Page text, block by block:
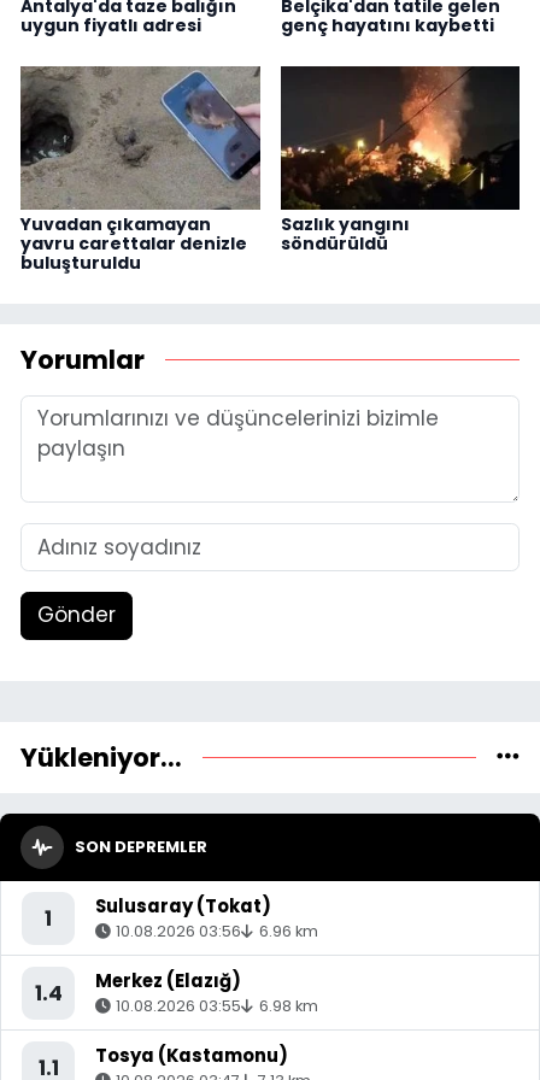
Antalya'da taze balığın
uygun fiyatlı adresi
Belçika'dan tatile gelen
genç hayatını kaybetti
Yuvadan çıkamayan
yavru carettalar denizle
buluşturuldu
Sazlık yangını
söndürüldü
Yorumlar
Gönder
Yükleniyor...
SON DEPREMLER
1 Sulusaray (Tokat)
10.08.2026 03:56 6.96 km
1.4 Merkez (Elazığ)
10.08.2026 03:55 6.98 km
1.1 Tosya (Kastamonu)